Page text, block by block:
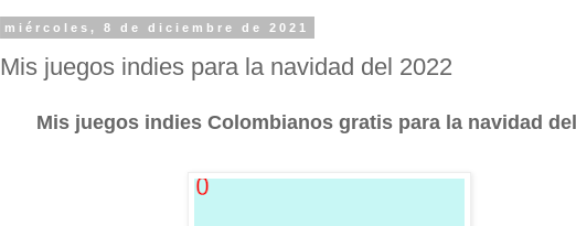
miércoles, 8 de diciembre de 2021
Mis juegos indies para la navidad del 2022
Mis juegos indies Colombianos gratis para la navidad